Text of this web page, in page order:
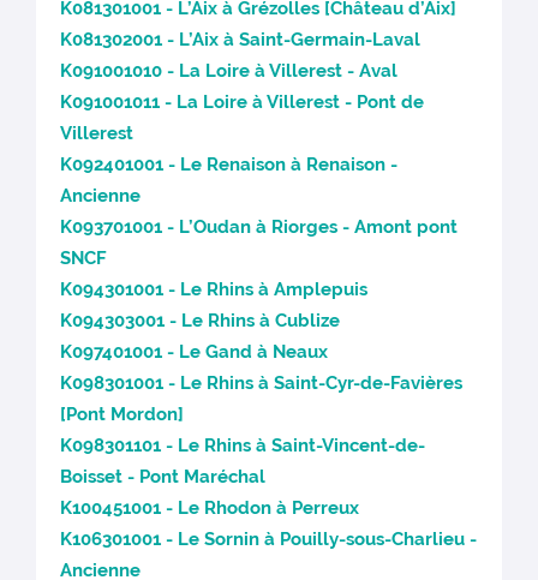
K081301001 - L’Aix à Grézolles [Château d’Aix]
K081302001 - L’Aix à Saint-Germain-Laval
K091001010 - La Loire à Villerest - Aval
K091001011 - La Loire à Villerest - Pont de
Villerest
K092401001 - Le Renaison à Renaison -
Ancienne
K093701001 - L’Oudan à Riorges - Amont pont
SNCF
K094301001 - Le Rhins à Amplepuis
K094303001 - Le Rhins à Cublize
K097401001 - Le Gand à Neaux
K098301001 - Le Rhins à Saint-Cyr-de-Favières
[Pont Mordon]
K098301101 - Le Rhins à Saint-Vincent-de-
Boisset - Pont Maréchal
K100451001 - Le Rhodon à Perreux
K106301001 - Le Sornin à Pouilly-sous-Charlieu -
Ancienne